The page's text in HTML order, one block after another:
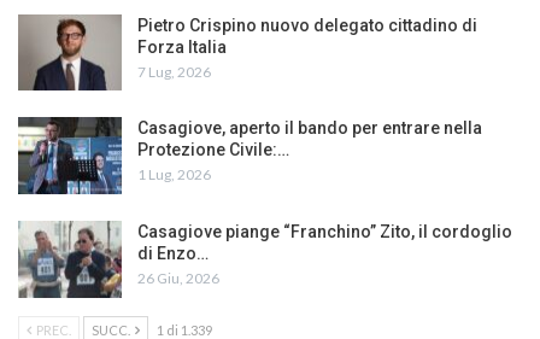
Pietro Crispino nuovo delegato cittadino di
Forza Italia
7 Lug, 2026
Casagiove, aperto il bando per entrare nella
Protezione Civile:…
1 Lug, 2026
Casagiove piange “Franchino” Zito, il cordoglio
di Enzo…
26 Giu, 2026
PREC. SUCC. 1 di 1.339